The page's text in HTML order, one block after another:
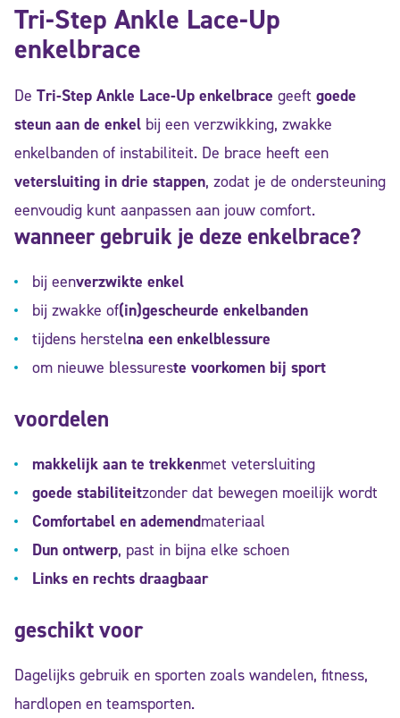
Tri-Step Ankle Lace-Up
enkelbrace
De Tri-Step Ankle Lace-Up enkelbrace geeft goede
steun aan de enkel bij een verzwikking, zwakke
enkelbanden of instabiliteit. De brace heeft een
vetersluiting in drie stappen, zodat je de ondersteuning
eenvoudig kunt aanpassen aan jouw comfort.
wanneer gebruik je deze enkelbrace?
bij eenverzwikte enkel
bij zwakke of(in)gescheurde enkelbanden
tijdens herstelna een enkelblessure
om nieuwe blessureste voorkomen bij sport
voordelen
makkelijk aan te trekkenmet vetersluiting
goede stabiliteitzonder dat bewegen moeilijk wordt
Comfortabel en ademendmateriaal
Dun ontwerp, past in bijna elke schoen
Links en rechts draagbaar
geschikt voor
Dagelijks gebruik en sporten zoals wandelen, fitness,
hardlopen en teamsporten.